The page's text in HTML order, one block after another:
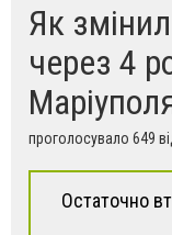
Як
через 4
проголосувало 649
Остаточно